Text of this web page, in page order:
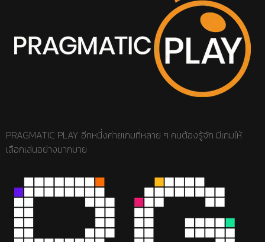
PRAGMATIC PLAY อีกหนึ่งค่ายเกมที่หลาย ๆ คนต้องรู้จัก มีเกมให้
เลือกเล่นอย่างมากมาย